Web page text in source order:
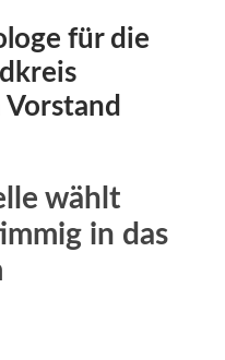
für die
wählt
in das